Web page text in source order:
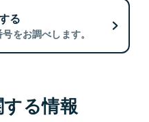
る
をお調べします。
る情報